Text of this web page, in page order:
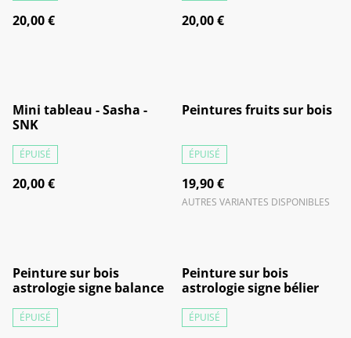
20,00 € 20,00 €
Mini tableau - Sasha -
SNK
ÉPUISÉ
20,00 €
Peintures fruits sur bois
ÉPUISÉ
19,90 €
AUTRES VARIANTES DISPONIBLES
Peinture sur bois
astrologie signe balance
ÉPUISÉ
Peinture sur bois
astrologie signe bélier
ÉPUISÉ